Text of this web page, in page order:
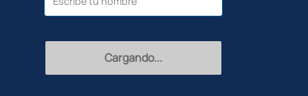
Recibir